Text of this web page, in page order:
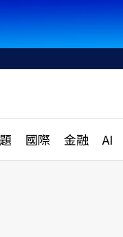
國際 金融 AI
話題
國際